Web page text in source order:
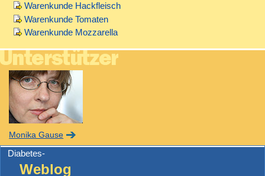
Warenkunde Hackfleisch
Warenkunde Tomaten
Warenkunde Mozzarella
Monika Gause
Diabetes-
Weblog